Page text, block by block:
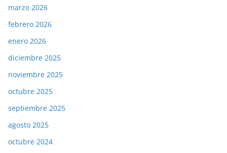
marzo 2026
febrero 2026
enero 2026
diciembre 2025
noviembre 2025
octubre 2025
septiembre 2025
agosto 2025
octubre 2024